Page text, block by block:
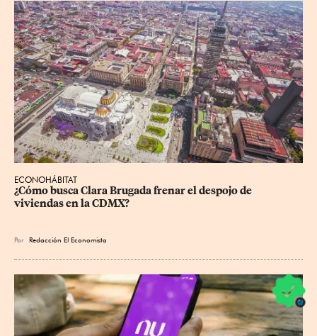
ECONOHÁBITAT
¿Cómo busca Clara Brugada frenar el despojo de
viviendas en la CDMX?
Por Redacción El Economista